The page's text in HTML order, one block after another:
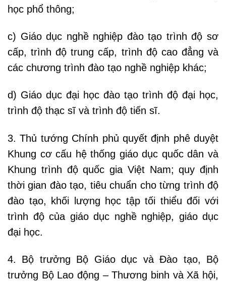
học phổ thông;
c) Giáo dục nghề nghiệp đào tạo trình độ sơ
cấp, trình độ trung cấp, trình độ cao đẳng và
các chương trình đào tạo nghề nghiệp khác;
d) Giáo dục đại học đào tạo trình độ đại học,
trình độ thạc sĩ và trình độ tiến sĩ.
3. Thủ tướng Chính phủ quyết định phê duyệt
Khung cơ cấu hệ thống giáo dục quốc dân và
Khung trình độ quốc gia Việt Nam; quy định
thời gian đào tạo, tiêu chuẩn cho từng trình độ
đào tạo, khối lượng học tập tối thiểu đối với
trình độ của giáo dục nghề nghiệp, giáo dục
đại học.
4. Bộ trưởng Bộ Giáo dục và Đào tạo, Bộ
trưởng Bộ Lao động – Thương binh và Xã hội,